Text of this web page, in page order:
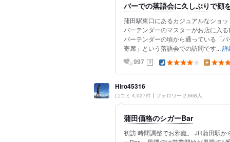
バーでの落語会に久しぶりで顔
蒲田駅東口にあるカジュアルなショ
バーテンダーのマスターがお店に入
バーテンダーの頃から通っている「
寄席」という落語会での訪問です... 詳
997 ？
Hiro45316
口コミ 4,027件 フォロワー 2,668人
蒲田価格のシガーBar
初訪 時間調整でお邪魔。 JR蒲田駅